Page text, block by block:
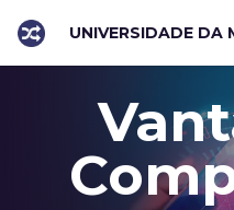
UNIVERSIDADE DA